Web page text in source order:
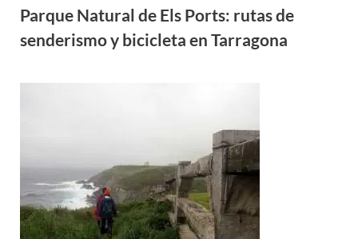
Parque Natural de Els Ports: rutas de
senderismo y bicicleta en Tarragona